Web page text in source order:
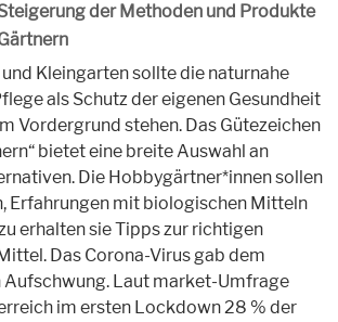
der Methoden und Produkte
Kleingarten sollte die naturnahe
als Schutz der eigenen Gesundheit
Vordergrund stehen. Das Gütezeichen
bietet eine breite Auswahl an
Die Hobbygärtner*innen sollen
Erfahrungen mit biologischen Mitteln
erhalten sie Tipps zur richtigen
Das Corona-Virus gab dem
Laut market-Umfrage
im ersten Lockdown 28 % der